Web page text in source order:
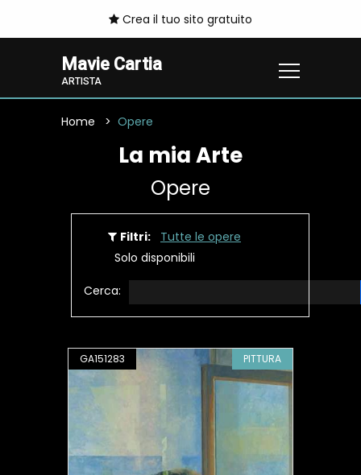
Crea il tuo sito gratuito
Mavie Cartia
ARTISTA
Home Opere
La mia Arte
Opere
Filtri:
Tutte le opere
Solo disponibili
Cerca:
GA151283 PITTURA